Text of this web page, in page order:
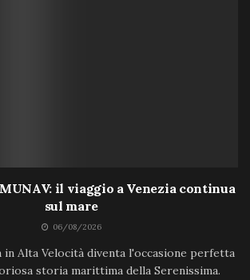
il viaggio a Venezia continua
sul mare
06/08/2026
in Alta Velocità diventa l'occasione perfetta
storia marittima della Serenissima.